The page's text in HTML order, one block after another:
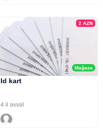
Mağaza
2 AZN
Id kart
4 il əvvəl